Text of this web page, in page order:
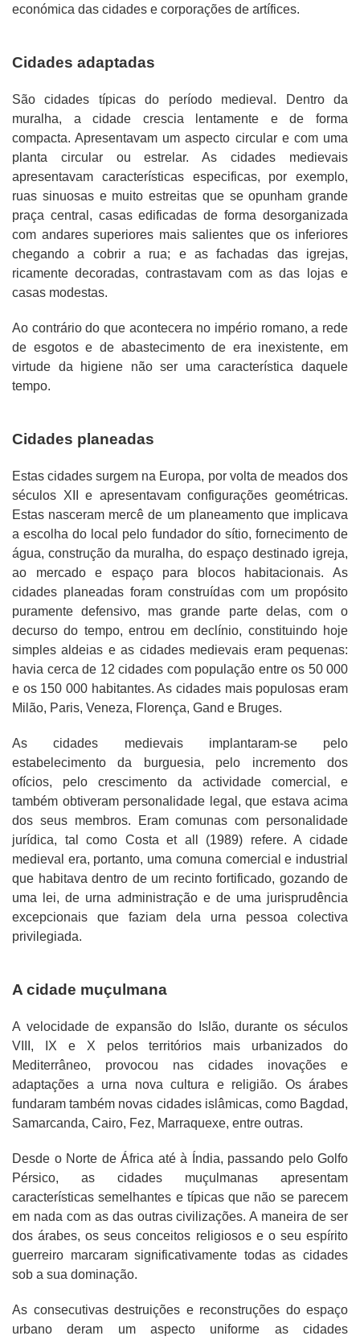
económica das cidades e corporações de artífices.
Cidades adaptadas
São cidades típicas do período medieval. Dentro da
muralha, a cidade crescia lentamente e de forma
compacta. Apresentavam um aspecto circular e com uma
planta circular ou estrelar. As cidades medievais
apresentavam características especificas, por exemplo,
ruas sinuosas e muito estreitas que se opunham grande
praça central, casas edificadas de forma desorganizada
com andares superiores mais salientes que os inferiores
chegando a cobrir a rua; e as fachadas das igrejas,
ricamente decoradas, contrastavam com as das lojas e
casas modestas.
Ao contrário do que acontecera no império romano, a rede
de esgotos e de abastecimento de era inexistente, em
virtude da higiene não ser uma característica daquele
tempo.
Cidades planeadas
Estas cidades surgem na Europa, por volta de meados dos
séculos XII e apresentavam configurações geométricas.
Estas nasceram mercê de um planeamento que implicava
a escolha do local pelo fundador do sítio, fornecimento de
água, construção da muralha, do espaço destinado igreja,
ao mercado e espaço para blocos habitacionais. As
cidades planeadas foram construídas com um propósito
puramente defensivo, mas grande parte delas, com o
decurso do tempo, entrou em declínio, constituindo hoje
simples aldeias e as cidades medievais eram pequenas:
havia cerca de 12 cidades com população entre os 50 000
e os 150 000 habitantes. As cidades mais populosas eram
Milão, Paris, Veneza, Florença, Gand e Bruges.
As cidades medievais implantaram-se pelo
estabelecimento da burguesia, pelo incremento dos
ofícios, pelo crescimento da actividade comercial, e
também obtiveram personalidade legal, que estava acima
dos seus membros. Eram comunas com personalidade
jurídica, tal como Costa et all (1989) refere. A cidade
medieval era, portanto, uma comuna comercial e industrial
que habitava dentro de um recinto fortificado, gozando de
uma lei, de urna administração e de uma jurisprudência
excepcionais que faziam dela urna pessoa colectiva
privilegiada.
A cidade muçulmana
A velocidade de expansão do Islão, durante os séculos
VIII, IX e X pelos territórios mais urbanizados do
Mediterrâneo, provocou nas cidades inovações e
adaptações a urna nova cultura e religião. Os árabes
fundaram também novas cidades islâmicas, como Bagdad,
Samarcanda, Cairo, Fez, Marraquexe, entre outras.
Desde o Norte de África até à Índia, passando pelo Golfo
Pérsico, as cidades muçulmanas apresentam
características semelhantes e típicas que não se parecem
em nada com as das outras civilizações. A maneira de ser
dos árabes, os seus conceitos religiosos e o seu espírito
guerreiro marcaram significativamente todas as cidades
sob a sua dominação.
As consecutivas destruições e reconstruções do espaço
urbano deram um aspecto uniforme as cidades